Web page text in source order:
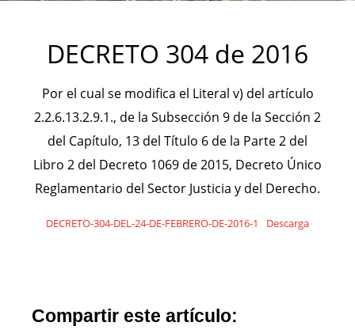
DECRETO 304 de 2016
Por el cual se modifica el Literal v) del artículo
2.2.6.13.2.9.1., de la Subsección 9 de la Sección 2
del Capítulo, 13 del Título 6 de la Parte 2 del
Libro 2 del Decreto 1069 de 2015, Decreto Único
Reglamentario del Sector Justicia y del Derecho.
DECRETO-304-DEL-24-DE-FEBRERO-DE-2016-1 Descarga
Compartir este artículo: